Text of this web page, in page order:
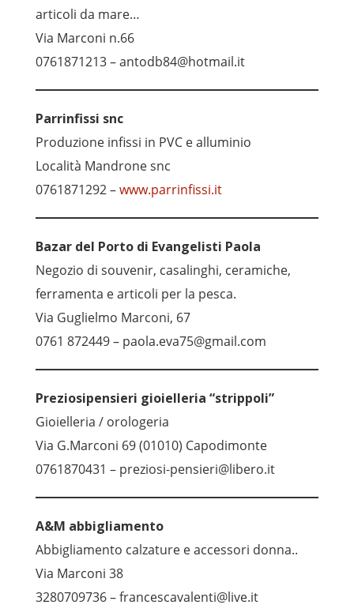
articoli da mare…
Via Marconi n.66
0761871213 – antodb84@hotmail.it
Parrinfissi snc
Produzione infissi in PVC e alluminio
Località Mandrone snc
0761871292 –www.parrinfissi.it
Bazar del Porto di Evangelisti Paola
Negozio di souvenir, casalinghi, ceramiche,
ferramenta e articoli per la pesca.
Via Guglielmo Marconi, 67
0761 872449 – paola.eva75@gmail.com
Preziosipensieri gioielleria “strippoli”
Gioielleria / orologeria
Via G.Marconi 69 (01010) Capodimonte
0761870431 – preziosi-pensieri@libero.it
A&M abbigliamento
Abbigliamento calzature e accessori donna..
Via Marconi 38
3280709736 – francescavalenti@live.it